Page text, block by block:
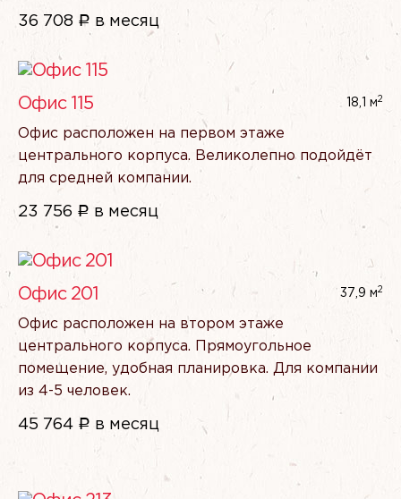
36 708 Р в месяц
Офис 115 18,1 м2
Офис расположен на первом этаже
центрального корпуса. Великолепно подойдёт
для средней компании.
23 756 Р в месяц
Офис 201 37,9 м2
Офис расположен на втором этаже
центрального корпуса. Прямоугольное
помещение, удобная планировка. Для компании
из 4-5 человек.
45 764 Р в месяц